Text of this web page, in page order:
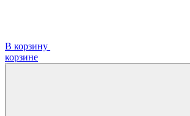
В корзину
корзинe